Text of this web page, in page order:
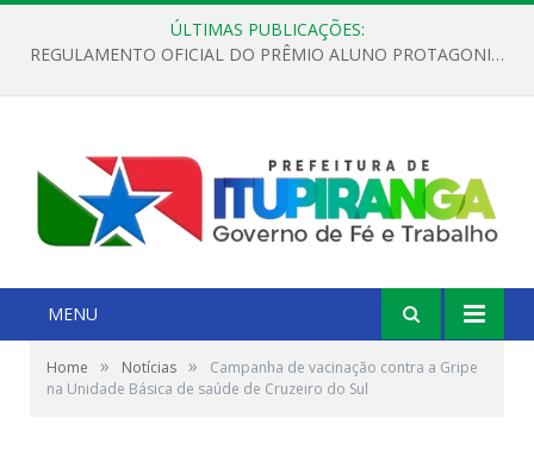
ÚLTIMAS PUBLICAÇÕES:
REGULAMENTO OFICIAL DO PRÊMIO ALUNO PROTAGONISTA – EDIÇÃO 2026
MENU
Home » Notícias »
Campanha de vacinação contra a Gripe
na Unidade Básica de saúde de Cruzeiro do Sul